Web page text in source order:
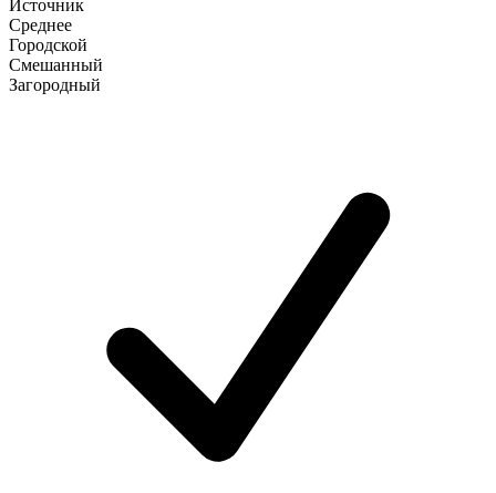
Источник
Среднее
Городской
Смешанный
Загородный